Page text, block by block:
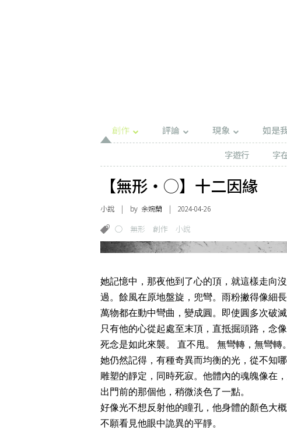
創作 評論 現象 如是
字遊行
字
【無形・◯】十二因緣
小說 | by 余婉蘭 | 2024-04-26
◯ 無形 創作 小說
她記憶中，那夜他到了心的頂，就這樣走向
過。餘風在原地盤旋，兜彎。雨粉撇得像細
萬物都在動中彎曲，變成圓。即使圓多次破
只有他的心從起處至末頂，直抵掘頭路，念像
死念是如此來襲。 直不甩。 無彎轉，無彎轉
她仍然記得，有種奇異而均衡的光，從不知
雕塑的靜定，同時死寂。他體內的魂魄像在
出門前的那個他，稍微淡色了一點。
好像光不想反射他的瞳孔，他身體的顏色大
不願看見他眼中詭異的平靜。